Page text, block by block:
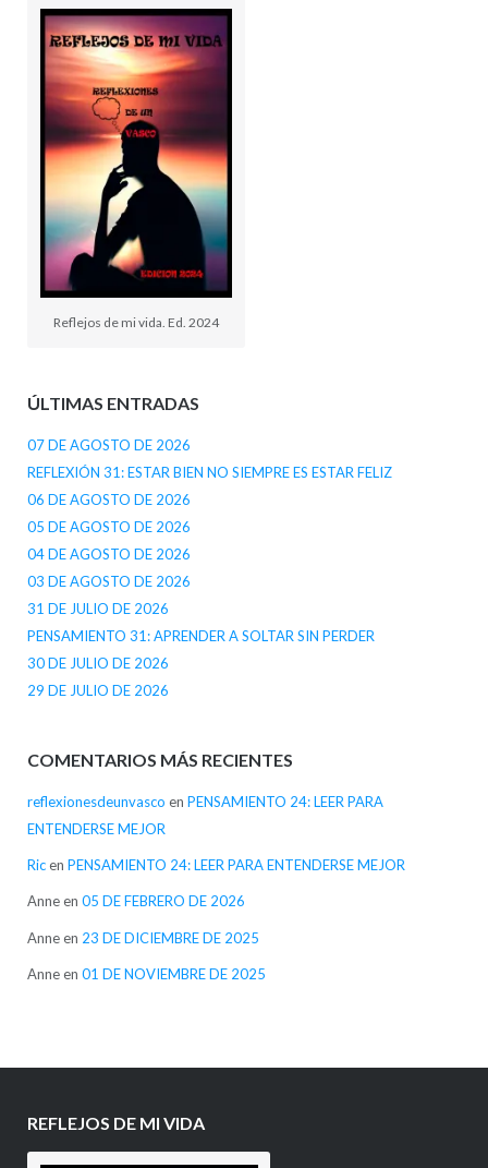
Reflejos de mi vida. Ed. 2024
ÚLTIMAS ENTRADAS
07 DE AGOSTO DE 2026
REFLEXIÓN 31: ESTAR BIEN NO SIEMPRE ES ESTAR FELIZ
06 DE AGOSTO DE 2026
05 DE AGOSTO DE 2026
04 DE AGOSTO DE 2026
03 DE AGOSTO DE 2026
31 DE JULIO DE 2026
PENSAMIENTO 31: APRENDER A SOLTAR SIN PERDER
30 DE JULIO DE 2026
29 DE JULIO DE 2026
COMENTARIOS MÁS RECIENTES
reflexionesdeunvasco en PENSAMIENTO 24: LEER PARA
ENTENDERSE MEJOR
Ricen PENSAMIENTO 24: LEER PARA ENTENDERSE MEJOR
Anneen 05 DE FEBRERO DE 2026
Anneen 23 DE DICIEMBRE DE 2025
Anneen 01 DE NOVIEMBRE DE 2025
REFLEJOS DE MI VIDA